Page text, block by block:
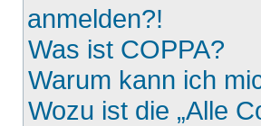
anmelden?!
Was ist COPPA?
Warum kann ich
Wozu ist die „Alle